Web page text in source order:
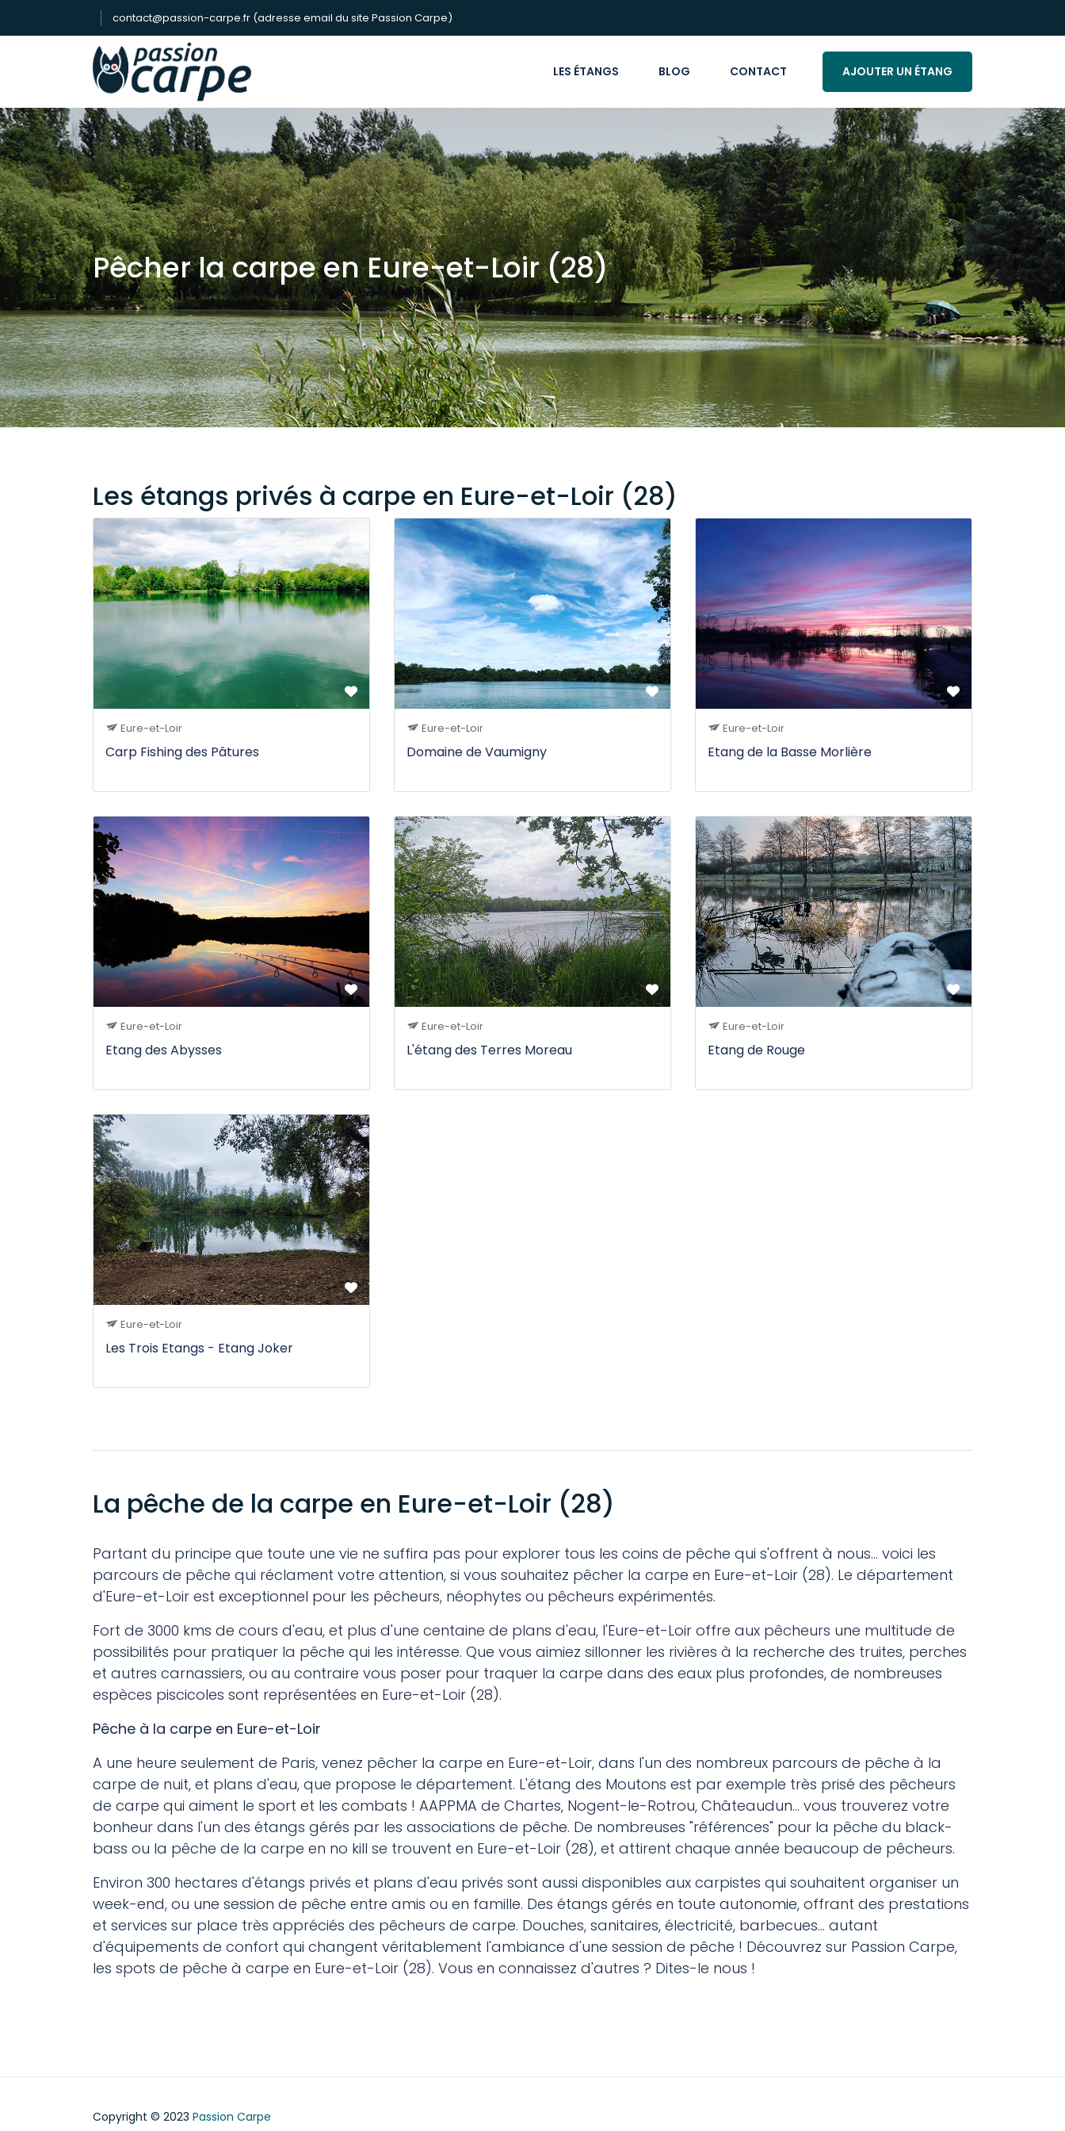
contact@passion-carpe.fr (adresse email du site Passion Carpe)
LES ÉTANGS BLOG CONTACT AJOUTER UN ÉTANG
Pêcher la carpe en Eure-et-Loir (28)
Les étangs privés à carpe en Eure-et-Loir (28)
Eure-et-Loir
Carp Fishing des Pâtures
Eure-et-Loir
Domaine de Vaumigny
Eure-et-Loir
Etang de la Basse Morlière
Eure-et-Loir
Etang des Abysses
Eure-et-Loir
L'étang des Terres Moreau
Eure-et-Loir
Etang de Rouge
Eure-et-Loir
Les Trois Etangs - Etang Joker
La pêche de la carpe en Eure-et-Loir (28)
Partant du principe que toute une vie ne suffira pas pour explorer tous les coins de pêche qui s'offrent à nous... voici les
parcours de pêche qui réclament votre attention, si vous souhaitez pêcher la carpe en Eure-et-Loir (28). Le département
d'Eure-et-Loir est exceptionnel pour les pêcheurs, néophytes ou pêcheurs expérimentés.
Fort de 3000 kms de cours d'eau, et plus d'une centaine de plans d'eau, l'Eure-et-Loir offre aux pêcheurs une multitude de
possibilités pour pratiquer la pêche qui les intéresse. Que vous aimiez sillonner les rivières à la recherche des truites, perches
et autres carnassiers, ou au contraire vous poser pour traquer la carpe dans des eaux plus profondes, de nombreuses
espèces piscicoles sont représentées en Eure-et-Loir (28).
Pêche à la carpe en Eure-et-Loir
A une heure seulement de Paris, venez pêcher la carpe en Eure-et-Loir, dans l'un des nombreux parcours de pêche à la
carpe de nuit, et plans d'eau, que propose le département. L'étang des Moutons est par exemple très prisé des pêcheurs
de carpe qui aiment le sport et les combats ! AAPPMA de Chartes, Nogent-le-Rotrou, Châteaudun... vous trouverez votre
bonheur dans l'un des étangs gérés par les associations de pêche. De nombreuses "références" pour la pêche du black-
bass ou la pêche de la carpe en no kill se trouvent en Eure-et-Loir (28), et attirent chaque année beaucoup de pêcheurs.
Environ 300 hectares d'étangs privés et plans d'eau privés sont aussi disponibles aux carpistes qui souhaitent organiser un
week-end, ou une session de pêche entre amis ou en famille. Des étangs gérés en toute autonomie, offrant des prestations
et services sur place très appréciés des pêcheurs de carpe. Douches, sanitaires, électricité, barbecues... autant
d'équipements de confort qui changent véritablement l'ambiance d'une session de pêche ! Découvrez sur Passion Carpe,
les spots de pêche à carpe en Eure-et-Loir (28). Vous en connaissez d'autres ? Dites-le nous !
Etang carpe Haute-Normandie
Etang carpe Basse-Normandie
Copyright © 2023 Passion Carpe